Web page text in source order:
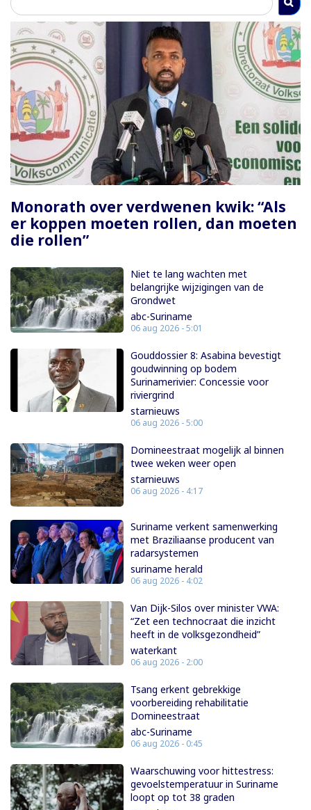
Monorath over verdwenen kwik: “Als
er koppen moeten rollen, dan moeten
die rollen”
Niet te lang wachten met
belangrijke wijzigingen van de
Grondwet
abc-Suriname
06 aug 2026 - 5:01
Gouddossier 8: Asabina bevestigt
goudwinning op bodem
Surinamerivier: Concessie voor
riviergrind
starnieuws
06 aug 2026 - 5:00
Domineestraat mogelijk al binnen
twee weken weer open
starnieuws
06 aug 2026 - 4:17
Suriname verkent samenwerking
met Braziliaanse producent van
radarsystemen
suriname herald
06 aug 2026 - 4:02
Van Dijk-Silos over minister VWA:
“Zet een technocraat die inzicht
heeft in de volksgezondheid”
waterkant
06 aug 2026 - 2:00
Tsang erkent gebrekkige
voorbereiding rehabilitatie
Domineestraat
abc-Suriname
06 aug 2026 - 0:45
Waarschuwing voor hittestress:
gevoelstemperatuur in Suriname
loopt op tot 38 graden